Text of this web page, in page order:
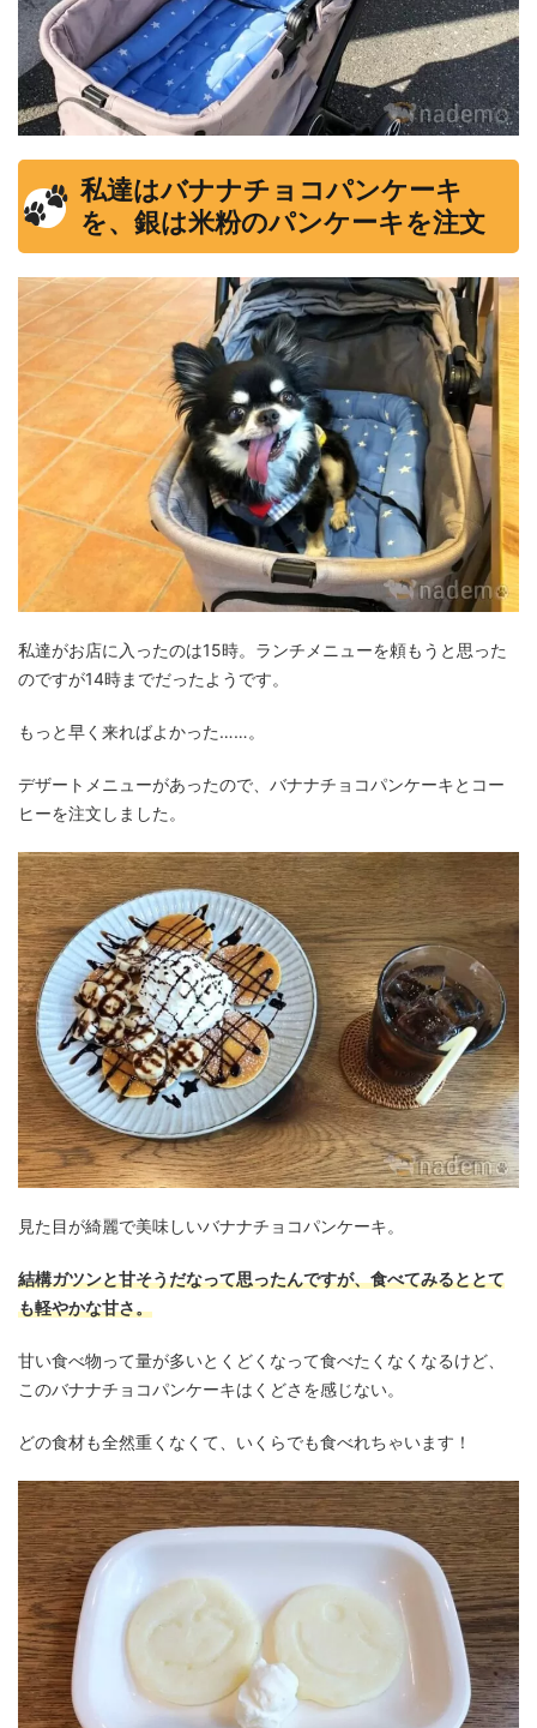
私達はバナナチョコパンケーキ
を、銀は米粉のパンケーキを注文
私達がお店に入ったのは15時。ランチメニューを頼もうと思った
のですが14時までだったようです。
もっと早く来ればよかった……。
デザートメニューがあったので、バナナチョコパンケーキとコー
ヒーを注文しました。
見た目が綺麗で美味しいバナナチョコパンケーキ。
結構ガツンと甘そうだなって思ったんですが、食べてみるととて
も軽やかな甘さ。
甘い食べ物って量が多いとくどくなって食べたくなくなるけど、
このバナナチョコパンケーキはくどさを感じない。
どの食材も全然重くなくて、いくらでも食べれちゃいます！